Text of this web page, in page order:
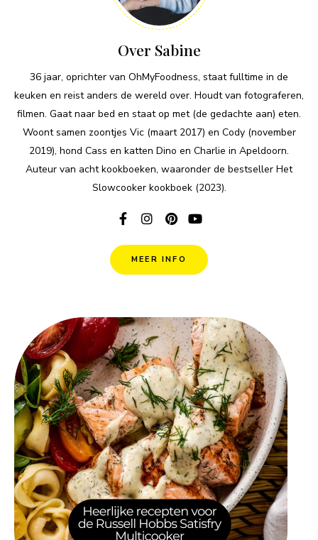
Over Sabine
36 jaar, oprichter van OhMyFoodness, staat fulltime in de
keuken en reist anders de wereld over. Houdt van fotograferen,
filmen. Gaat naar bed en staat op met (de gedachte aan) eten.
Woont samen zoontjes Vic (maart 2017) en Cody (november
2019), hond Cass en katten Dino en Charlie in Apeldoorn.
Auteur van acht kookboeken, waaronder de bestseller Het
Slowcooker kookboek (2023).
MEER INFO